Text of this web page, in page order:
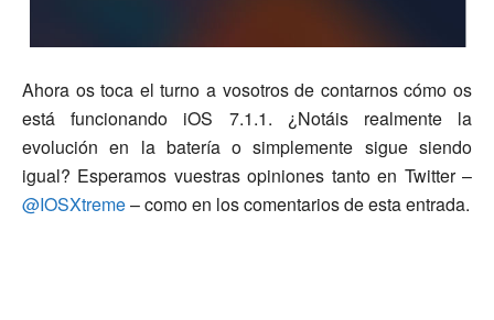
Ahora os toca el turno a vosotros de contarnos cómo os
está funcionando iOS 7.1.1. ¿Notáis realmente la
evolución en la batería o simplemente sigue siendo
igual? Esperamos vuestras opiniones tanto en Twitter –
@IOSXtreme– como en los comentarios de esta entrada.